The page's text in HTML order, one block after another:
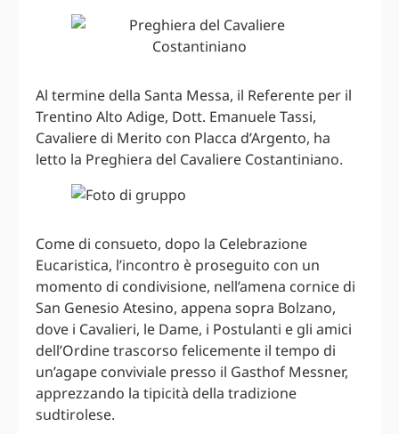
Al termine della Santa Messa, il Referente per il
Trentino Alto Adige, Dott. Emanuele Tassi,
Cavaliere di Merito con Placca d’Argento, ha
letto la Preghiera del Cavaliere Costantiniano.
Come di consueto, dopo la Celebrazione
Eucaristica, l’incontro è proseguito con un
momento di condivisione, nell’amena cornice di
San Genesio Atesino, appena sopra Bolzano,
dove i Cavalieri, le Dame, i Postulanti e gli amici
dell’Ordine trascorso felicemente il tempo di
un’agape conviviale presso il Gasthof Messner,
apprezzando la tipicità della tradizione
sudtirolese.